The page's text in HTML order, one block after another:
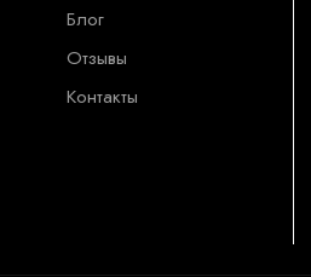
Блог
Отзывы
Контакты